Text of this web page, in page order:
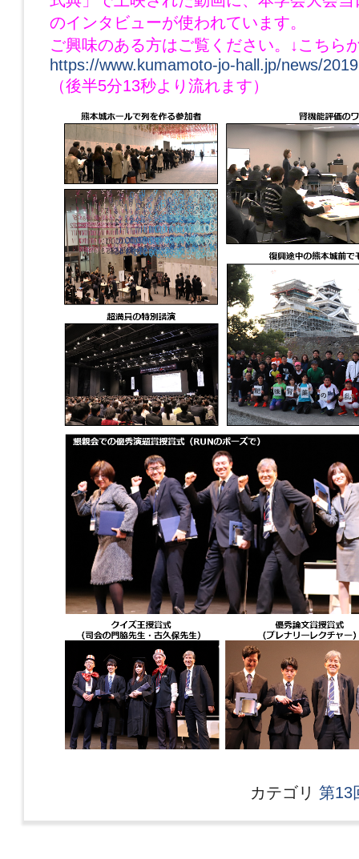
のインタビューが使われています。
ご興味のある方はご覧ください。↓こちら
https://www.kumamoto-jo-hall.jp/news/
（後半5分13秒より流れます）
カテゴリ 第13